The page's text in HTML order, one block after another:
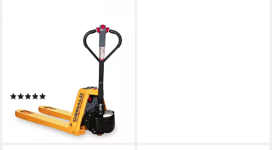
OSWALD TRANSPORTGERÄTE
Elektrohubwagen OSWALD
E20 Li-Ion 48V - 2000 kg
1150 mm vollelektrisch
1.290,00 €
37,45 €mtl. in 48 Raten
lieferbar - in 2-3 Werktagen bei dir